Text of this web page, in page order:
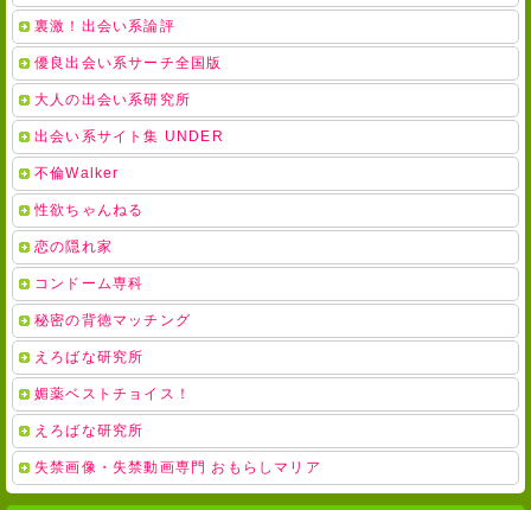
裏激！出会い系論評
優良出会い系サーチ全国版
大人の出会い系研究所
出会い系サイト集 UNDER
不倫Walker
性欲ちゃんねる
恋の隠れ家
コンドーム専科
秘密の背徳マッチング
えろばな研究所
媚薬ベストチョイス！
えろばな研究所
失禁画像・失禁動画専門 おもらしマリア